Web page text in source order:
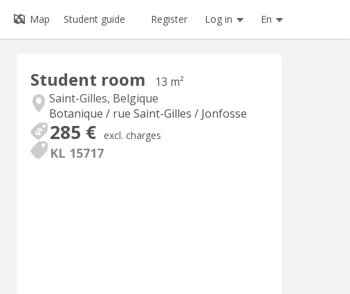
Map Student guide Register Log in En
Student room
13 m²
Saint-Gilles, Belgique
Botanique / rue Saint-Gilles / Jonfosse
285 € excl. charges
KL 15717